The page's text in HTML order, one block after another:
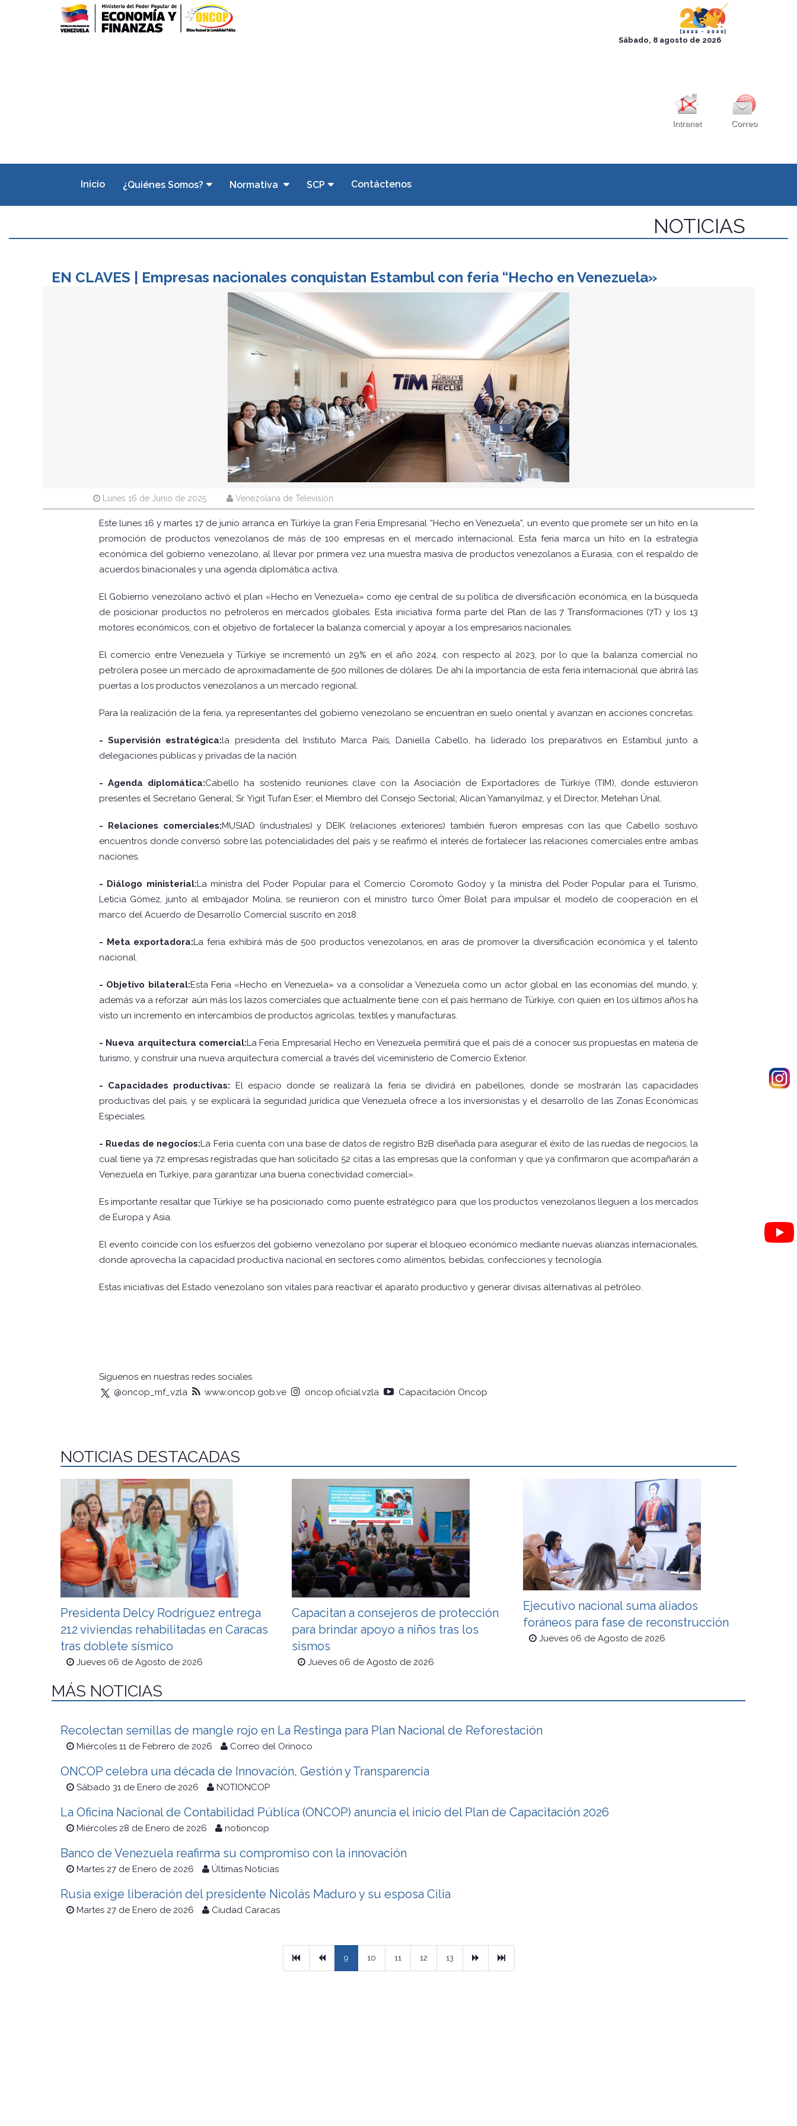
Correo
Intranet
Inicio ¿Quiénes Somos? Normativa SCP Contáctenos
NOTICIAS
EN CLAVES | Empresas nacionales conquistan Estambul con feria “Hecho en Venezuela»
Lunes 16 de Junio de 2025 Venezolana de Televisión
Este lunes 16 y martes 17 de junio arranca en Türkiye la gran Feria Empresarial “Hecho en Venezuela”, un evento que promete ser un hito en la
promoción de productos venezolanos de más de 100 empresas en el mercado internacional. Esta feria marca un hito en la estrategia
económica del gobierno venezolano, al llevar por primera vez una muestra masiva de productos venezolanos a Eurasia, con el respaldo de
acuerdos binacionales y una agenda diplomática activa.
El Gobierno venezolano activó el plan «Hecho en Venezuela» como eje central de su política de diversificación económica, en la búsqueda
de posicionar productos no petroleros en mercados globales. Esta iniciativa forma parte del Plan de las 7 Transformaciones (7T) y los 13
motores económicos, con el objetivo de fortalecer la balanza comercial y apoyar a los empresarios nacionales.
El comercio entre Venezuela y Türkiye se incrementó un 29% en el año 2024, con respecto al 2023, por lo que la balanza comercial no
petrolera posee un mercado de aproximadamente de 500 millones de dólares. De ahí la importancia de esta feria internacional que abrirá las
puertas a los productos venezolanos a un mercado regional.
Para la realización de la feria, ya representantes del gobierno venezolano se encuentran en suelo oriental y avanzan en acciones concretas:
- Supervisión estratégica:la presidenta del Instituto Marca País, Daniella Cabello, ha liderado los preparativos en Estambul junto a
delegaciones públicas y privadas de la nación.
- Agenda diplomática:Cabello ha sostenido reuniones clave con la Asociación de Exportadores de Türkiye (TIM), donde estuvieron
presentes el Secretario General; Sr. Yigit Tufan Eser; el Miembro del Consejo Sectorial; Alican Yamanyilmaz, y el Director, Metehan Ünal.
- Relaciones comerciales:MUSIAD (industriales) y DEIK (relaciones exteriores) también fueron empresas con las que Cabello sostuvo
encuentros donde conversó sobre las potencialidades del país y se reafirmó el interés de fortalecer las relaciones comerciales entre ambas
naciones.
- Diálogo ministerial:La ministra del Poder Popular para el Comercio Coromoto Godoy y la ministra del Poder Popular para el Turismo,
Leticia Gómez, junto al embajador Molina, se reunieron con el ministro turco Ömer Bolat para impulsar el modelo de cooperación en el
marco del Acuerdo de Desarrollo Comercial suscrito en 2018.
- Meta exportadora:La feria exhibirá más de 500 productos venezolanos, en aras de promover la diversificación económica y el talento
nacional.
- Objetivo bilateral:Esta Feria «Hecho en Venezuela» va a consolidar a Venezuela como un actor global en las economías del mundo, y,
además va a reforzar aún más los lazos comerciales que actualmente tiene con el país hermano de Türkiye, con quien en los últimos años ha
visto un incremento en intercambios de productos agrícolas, textiles y manufacturas.
- Nueva arquitectura comercial:La Feria Empresarial Hecho en Venezuela permitirá que el país dé a conocer sus propuestas en materia de
turismo, y construir una nueva arquitectura comercial a través del viceministerio de Comercio Exterior.
- Capacidades productivas: El espacio donde se realizará la feria se dividirá en pabellones, donde se mostrarán las capacidades
productivas del país, y se explicará la seguridad jurídica que Venezuela ofrece a los inversionistas y el desarrollo de las Zonas Económicas
Especiales.
- Ruedas de negocios:La Feria cuenta con una base de datos de registro B2B diseñada para asegurar el éxito de las ruedas de negocios, la
cual tiene ya 72 empresas registradas que han solicitado 52 citas a las empresas que la conforman y que ya confirmaron que acompañarán a
Venezuela en Turkiye, para garantizar una buena conectividad comercial».
Es importante resaltar que Türkiye se ha posicionado como puente estratégico para que los productos venezolanos lleguen a los mercados
de Europa y Asia.
El evento coincide con los esfuerzos del gobierno venezolano por superar el bloqueo económico mediante nuevas alianzas internacionales,
donde aprovecha la capacidad productiva nacional en sectores como alimentos, bebidas, confecciones y tecnología.
Estas iniciativas del Estado venezolano son vitales para reactivar el aparato productivo y generar divisas alternativas al petróleo.
Síguenos en nuestras redes sociales
@oncop_mf_vzla
www.oncop.gob.ve oncop.oficial.vzla Capacitación Oncop
NOTICIAS DESTACADAS
Presidenta Delcy Rodríguez entrega
212 viviendas rehabilitadas en Caracas
tras doblete sísmico
Jueves 06 de Agosto de 2026
Capacitan a consejeros de protección
para brindar apoyo a niños tras los
sismos
Jueves 06 de Agosto de 2026
Ejecutivo nacional suma aliados
foráneos para fase de reconstrucción
Jueves 06 de Agosto de 2026
MÁS NOTICIAS
Recolectan semillas de mangle rojo en La Restinga para Plan Nacional de Reforestación
Miércoles 11 de Febrero de 2026 Correo del Orinoco
ONCOP celebra una década de Innovación, Gestión y Transparencia
Sábado 31 de Enero de 2026 NOTIONCOP
La Oficina Nacional de Contabilidad Pública (ONCOP) anuncia el inicio del Plan de Capacitación 2026
Miércoles 28 de Enero de 2026 notioncop
Banco de Venezuela reafirma su compromiso con la innovación
Martes 27 de Enero de 2026 Últimas Noticias
Rusia exige liberación del presidente Nicolás Maduro y su esposa Cilia
Martes 27 de Enero de 2026 Ciudad Caracas
PrimeraPrevious
9 10 11 12 13 Next Ultimo